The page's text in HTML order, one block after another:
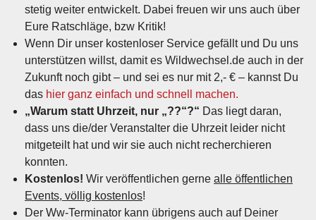
stetig weiter entwickelt. Dabei freuen wir uns auch über
Eure Ratschläge, bzw Kritik!
Wenn Dir unser kostenloser Service gefällt und Du uns
unterstützen willst, damit es Wildwechsel.de auch in der
Zukunft noch gibt – und sei es nur mit 2,- € – kannst Du
das hier ganz einfach und schnell machen.
„Warum statt Uhrzeit, nur „??“?“ Das liegt daran,
dass uns die/der Veranstalter die Uhrzeit leider nicht
mitgeteilt hat und wir sie auch nicht recherchieren
konnten.
Kostenlos! Wir veröffentlichen gerne alle öffentlichen
Events, völlig kostenlos!
Der Ww-Terminator kann übrigens auch auf Deiner